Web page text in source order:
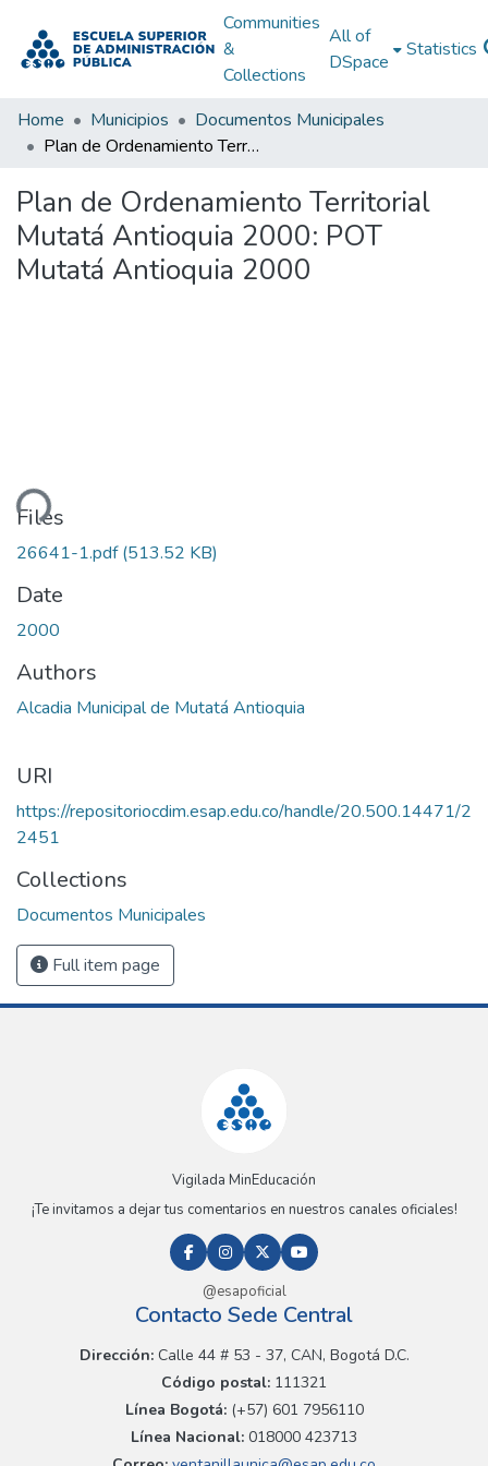
Communities
&
Collections
All of
DSpace
Statistics
Home Municipios
Documentos Municipales
Plan de Ordenamiento Territorial Mutatá Antioquia 2000: POT Mutatá Antioquia 2000
Plan de Ordenamiento Territorial
Mutatá Antioquia 2000: POT
Mutatá Antioquia 2000
Files
26641-1.pdf(513.52 KB)
Date
2000
Authors
Alcadia Municipal de Mutatá Antioquia
URI
https://repositoriocdim.esap.edu.co/handle/20.500.14471/2
2451
Collections
Documentos Municipales
Full item page
Vigilada MinEducación
¡Te invitamos a dejar tus comentarios en nuestros canales oficiales!
@esapoficial
Contacto Sede Central
Dirección:Calle 44 # 53 - 37, CAN, Bogotá D.C.
Código postal: 111321
Línea Bogotá:(+57) 601 7956110
Línea Nacional: 018000 423713